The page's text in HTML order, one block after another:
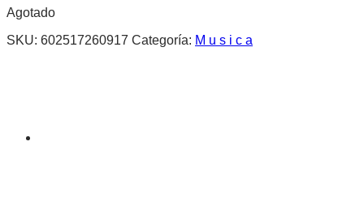
Agotado
SKU: 602517260917 Categoría: M u s i c a